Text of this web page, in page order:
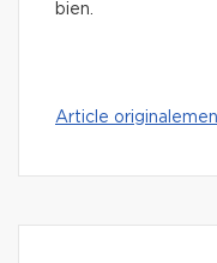
bien.
Article